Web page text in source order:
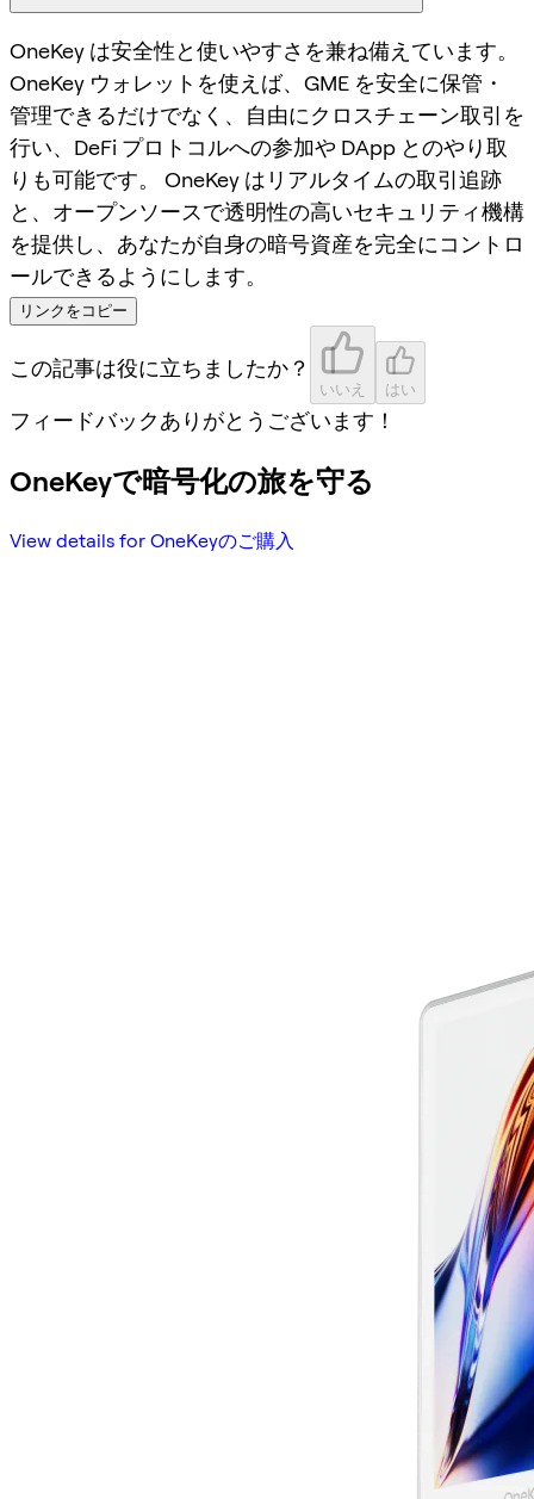
OneKey は安全性と使いやすさを兼ね備えています。
OneKey ウォレットを使えば、GME を安全に保管・
管理できるだけでなく、自由にクロスチェーン取引を
行い、DeFi プロトコルへの参加や DApp とのやり取
りも可能です。 OneKey はリアルタイムの取引追跡
と、オープンソースで透明性の高いセキュリティ機構
を提供し、あなたが自身の暗号資産を完全にコントロ
ールできるようにします。
リンクをコピー
この記事は役に立ちましたか？
いいえ はい
フィードバックありがとうございます！
OneKeyで暗号化の旅を守る
View details for OneKeyのご購入